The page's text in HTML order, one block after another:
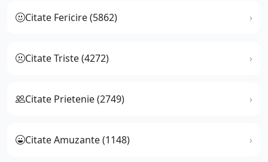
Citate Fericire (5862)
Citate Triste (4272)
Citate Prietenie (2749)
Citate Amuzante (1148)